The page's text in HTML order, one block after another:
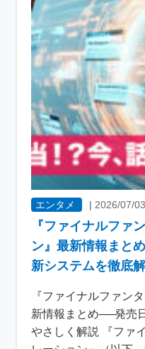
エンタメ |2026/07/03
『ファイナルファ
ン』最新情報まと
新システムを徹底
『ファイナルファン
新情報まとめ──発売
やさしく解説 『ファ